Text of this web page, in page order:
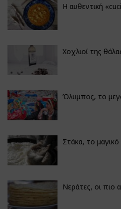
Η αυθεντική
Χοχλιοί της
Όλυμπος, το
Στάκα, το μαγικό
Νεράτες, οι πιο